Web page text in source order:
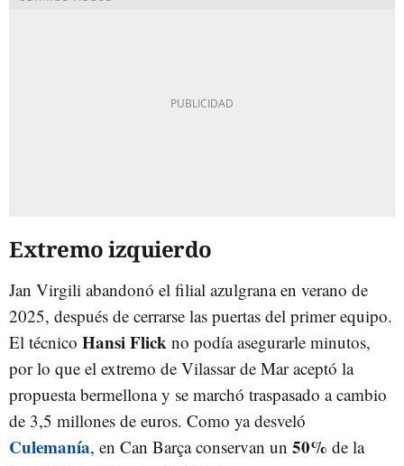
Extremo izquierdo
Jan Virgili abandonó el filial azulgrana en verano de
2025, después de cerrarse las puertas del primer equipo.
El técnico Hansi Flick no podía asegurarle minutos,
por lo que el extremo de Vilassar de Mar aceptó la
propuesta bermellona y se marchó traspasado a cambio
de 3,5 millones de euros. Como ya desveló
Culemanía, en Can Barça conservan un 50% de la